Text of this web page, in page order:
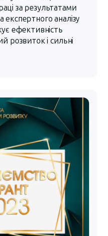
за результатами
експертного аналізу
ефективність
розвиток і сильні